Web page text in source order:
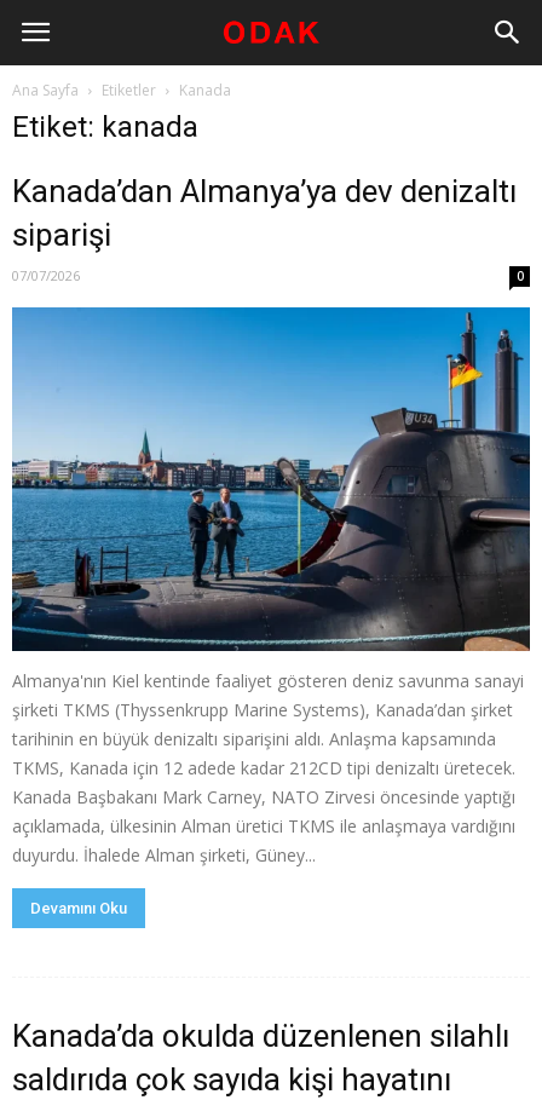
Ana Sayfa Etiketler Kanada
Etiket: kanada
Kanada’dan Almanya’ya dev denizaltı
siparişi
07/07/2026 0
Almanya'nın Kiel kentinde faaliyet gösteren deniz savunma sanayi
şirketi TKMS (Thyssenkrupp Marine Systems), Kanada’dan şirket
tarihinin en büyük denizaltı siparişini aldı. Anlaşma kapsamında
TKMS, Kanada için 12 adede kadar 212CD tipi denizaltı üretecek.
Kanada Başbakanı Mark Carney, NATO Zirvesi öncesinde yaptığı
açıklamada, ülkesinin Alman üretici TKMS ile anlaşmaya vardığını
duyurdu. İhalede Alman şirketi, Güney...
Devamını Oku
Kanada’da okulda düzenlenen silahlı
saldırıda çok sayıda kişi hayatını